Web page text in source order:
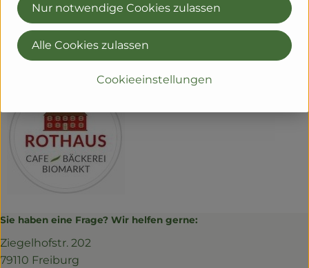
Hersteller: Rothaus Hofbäckerei
79206 Breisach
Sie haben eine Frage? Wir helfen gerne:
Ziegelhofstr. 202
79110 Freiburg
Cookieeinstellungen
Nur notwendige Cookies zulassen
Alle Cookies zulassen